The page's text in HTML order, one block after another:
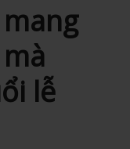
lễ